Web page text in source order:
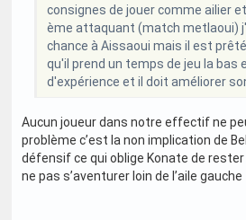
consignes de jouer comme ailier
ème attaquant (match metlaoui)
chance à Aissaoui mais il est
qu'il prend un temps de jeu la bas
d'expérience et il doit améliorer
Aucun joueur dans notre effectif ne
problème c’est la non implication de
défensif ce qui oblige Konate de
ne pas s’aventurer loin de l’aile gauche